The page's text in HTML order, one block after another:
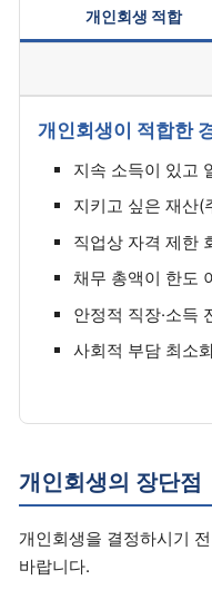
개인회생 적합
개인회생이 적합한
지속 소득이 있고
지키고 싶은 재산(
직업상 자격 제한
채무 총액이 한도
안정적 직장·소득
사회적 부담 최소
개인회생의 장단점
개인회생을 결정하시기
바랍니다.